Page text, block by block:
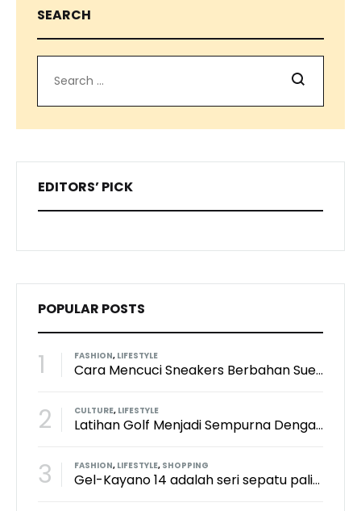
SEARCH
Search
EDITORS’ PICK
POPULAR POSTS
1 FASHION, LIFESTYLE
Cara Mencuci Sneakers Berbahan Suede: Aman Tanpa Merusak Tekstur
2 CULTURE, LIFESTYLE
Latihan Golf Menjadi Sempurna Dengan Kith x TaylorMade x Perfect Practice Putting Mat
3 FASHION, LIFESTYLE, SHOPPING
Gel-Kayano 14 adalah seri sepatu paling keren dari brand Asics?